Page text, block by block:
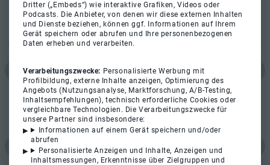
Dritter („Embeds“) wie interaktive Grafiken, Videos oder
Podcasts. Die Anbieter, von denen wir diese externen Inhalten
und Dienste beziehen, können ggf. Informationen auf Ihrem
Gerät speichern oder abrufen und Ihre personenbezogenen
Daten erheben und verarbeiten.
Verarbeitungszwecke: Personalisierte Werbung mit
Profilbildung, externe Inhalte anzeigen, Optimierung des
Angebots (Nutzungsanalyse, Marktforschung, A/B-Testing,
Inhaltsempfehlungen), technisch erforderliche Cookies oder
vergleichbare Technologien. Die Verarbeitungszwecke für
unsere Partner sind insbesondere:
Informationen auf einem Gerät speichern und/oder
abrufen
Personalisierte Anzeigen und Inhalte, Anzeigen und
Inhaltsmessungen, Erkenntnisse über Zielgruppen und